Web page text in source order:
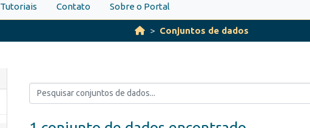
Tutoriais Contato Sobre o Portal
Conjuntos de dados